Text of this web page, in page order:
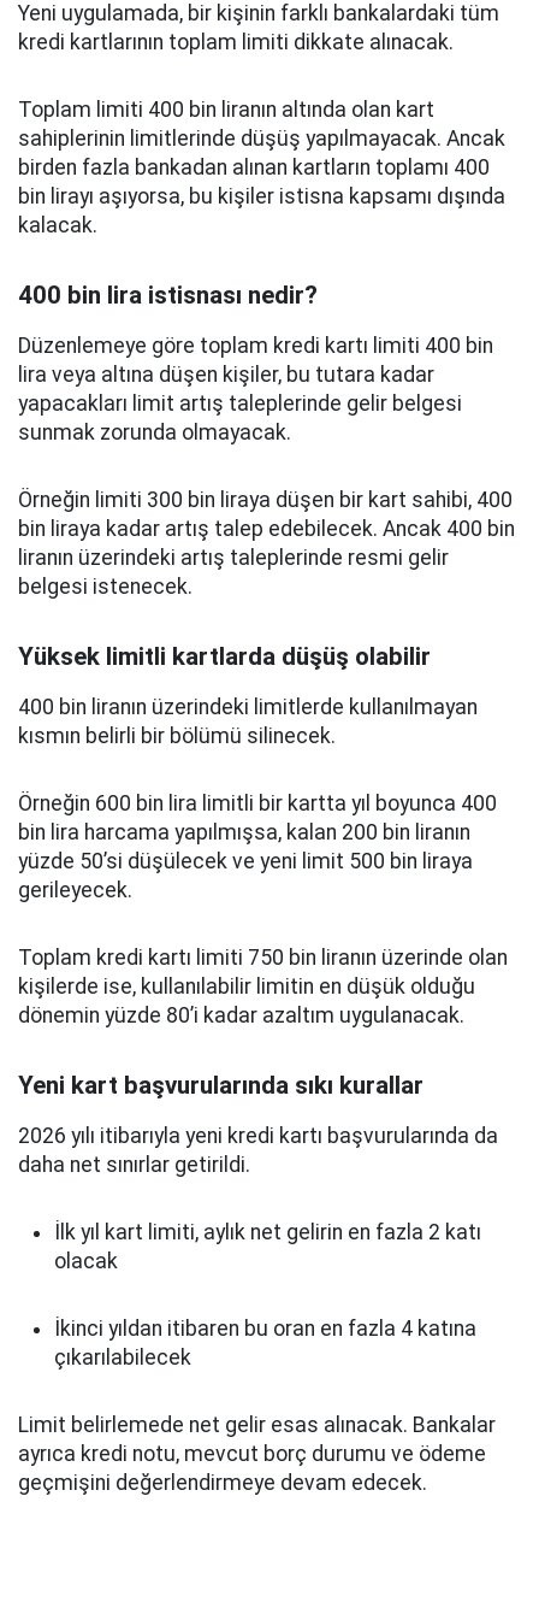
Yeni uygulamada, bir kişinin farklı bankalardaki tüm
kredi kartlarının toplam limiti dikkate alınacak.
Toplam limiti 400 bin liranın altında olan kart
sahiplerinin limitlerinde düşüş yapılmayacak. Ancak
birden fazla bankadan alınan kartların toplamı 400
bin lirayı aşıyorsa, bu kişiler istisna kapsamı dışında
kalacak.
400 bin lira istisnası nedir?
Düzenlemeye göre toplam kredi kartı limiti 400 bin
lira veya altına düşen kişiler, bu tutara kadar
yapacakları limit artış taleplerinde gelir belgesi
sunmak zorunda olmayacak.
Örneğin limiti 300 bin liraya düşen bir kart sahibi, 400
bin liraya kadar artış talep edebilecek. Ancak 400 bin
liranın üzerindeki artış taleplerinde resmi gelir
belgesi istenecek.
Yüksek limitli kartlarda düşüş olabilir
400 bin liranın üzerindeki limitlerde kullanılmayan
kısmın belirli bir bölümü silinecek.
Örneğin 600 bin lira limitli bir kartta yıl boyunca 400
bin lira harcama yapılmışsa, kalan 200 bin liranın
yüzde 50’si düşülecek ve yeni limit 500 bin liraya
gerileyecek.
Toplam kredi kartı limiti 750 bin liranın üzerinde olan
kişilerde ise, kullanılabilir limitin en düşük olduğu
dönemin yüzde 80’i kadar azaltım uygulanacak.
Yeni kart başvurularında sıkı kurallar
2026 yılı itibarıyla yeni kredi kartı başvurularında da
daha net sınırlar getirildi.
İlk yıl kart limiti, aylık net gelirin en fazla 2 katı
olacak
İkinci yıldan itibaren bu oran en fazla 4 katına
çıkarılabilecek
Limit belirlemede net gelir esas alınacak. Bankalar
ayrıca kredi notu, mevcut borç durumu ve ödeme
geçmişini değerlendirmeye devam edecek.